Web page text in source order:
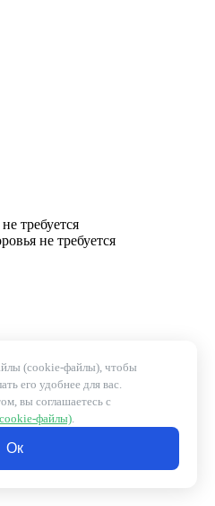
требуется
не требуется
(cookie-файлы), чтобы
его удобнее для вас.
вы соглашаетесь с
файлы).
Oк